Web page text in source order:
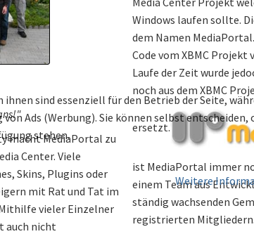
macht MediaPortal zu
Center. Viele
Skins, Plugins oder
mit Rat und Tat im
vieler Einzelner
auch nicht
Windows laufen sollte.
dem Namen
Code vom XBMC
Laufe der Zeit wurde
noch aus dem XBMC
ersetzt.
ist MediaPortal immer
einem Team aus
ständig wachsenden
registrierten Mitgliedern.
sind essenziell für den Betrieb der Seite,
Ads (Werbung). Sie können selbst
stehen.
Weitere